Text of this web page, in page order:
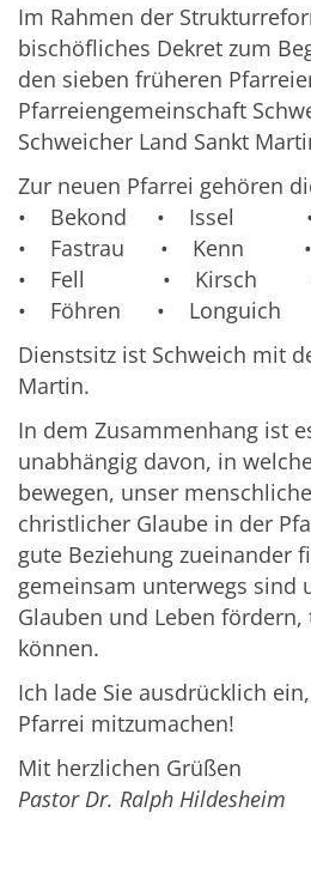
Im Rahmen der
bischöfliches Dekret zum
den sieben früheren
Pfarreiengemeinschaft
Schweicher Land Sankt
Zur neuen Pfarrei gehören
• Bekond • Issel •
• Fastrau • Kenn
• Fell • Kirsch •
• Föhren •
Dienstsitz ist Schweich mit
Martin.
In dem Zusammenhang ist
unabhängig davon, in
bewegen, unser
christlicher Glaube in der
gute Beziehung zueinander
gemeinsam unterwegs sind
Glauben und Leben
können.
Ich lade Sie ausdrücklich
Pfarrei mitzumachen!
Mit herzlichen Grüßen
Pastor Dr. Ralph Hildesheim